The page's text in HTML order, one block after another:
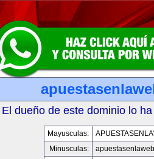
El dueño de este dominio lo
Mayusculas:
Minusculas: